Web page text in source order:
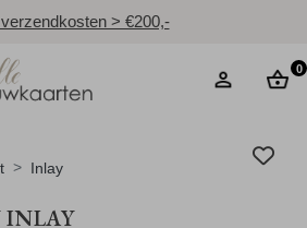
> €200,-
0
Inlay
INLAY